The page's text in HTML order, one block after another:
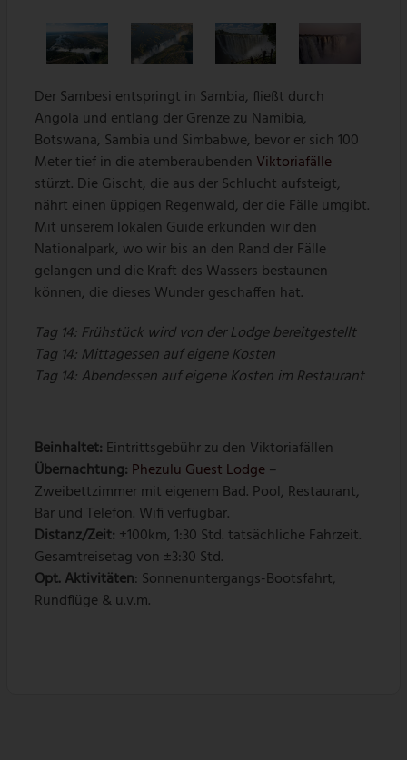
Der Sambesi entspringt in Sambia, fließt durch
Angola und entlang der Grenze zu Namibia,
Botswana, Sambia und Simbabwe, bevor er sich 100
Meter tief in die atemberaubenden Viktoriafälle
stürzt. Die Gischt, die aus der Schlucht aufsteigt,
nährt einen üppigen Regenwald, der die Fälle umgibt.
Mit unserem lokalen Guide erkunden wir den
Nationalpark, wo wir bis an den Rand der Fälle
gelangen und die Kraft des Wassers bestaunen
können, die dieses Wunder geschaffen hat.
Tag 14:Frühstück wird von der Lodge bereitgestellt
Tag 14:Mittagessen auf eigene Kosten
Tag 14:Abendessen auf eigene Kosten im Restaurant
Beinhaltet: Eintrittsgebühr zu den Viktoriafällen
Übernachtung: Phezulu Guest Lodge–
Zweibettzimmer mit eigenem Bad. Pool, Restaurant,
Bar und Telefon. Wifi verfügbar.
Distanz/Zeit: ±100km, 1:30 Std. tatsächliche Fahrzeit.
Gesamtreisetag von ±3:30 Std.
Opt. Aktivitäten: Sonnenuntergangs-Bootsfahrt,
Rundflüge & u.v.m.